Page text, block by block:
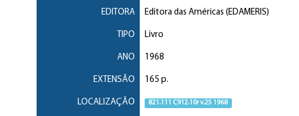
EDITORA Editora das Américas (EDAMERIS)
TIPO Livro
ANO 1968
EXTENSÃO 165 p.
LOCALIZAÇÃO 821.111 C912.10r v.25 1968